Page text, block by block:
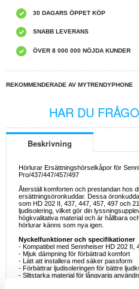
30 DAGARS ÖPPET KÖP
SNABB LEVERANS
ÖVER 8 000 000 NÖJDA KUNDER
REKOMMENDERADE AV MYTRENDYPHONE
HAR DU
Beskrivning
Hörlurar Ersättningshörselkåpor för
Pro/437/447/457/497
Återställ komforten och prestandan hos
ersättningsöronkuddar. Dessa
som HD 202 II, 437, 447, 457, 497 och
ljudisolering, vilket gör din
högkvalitativa material och är hållbara
hörlurar känns som nya igen.
Nyckelfunktioner och specifikationer
- Kompatibel med Sennheiser HD 202 II,
- Mjuk dämpning för förbättrad komfort
- Lätt att installera med säker passform
- Förbättrar ljudisoleringen för bättre
- Slitstarka material för långvarig